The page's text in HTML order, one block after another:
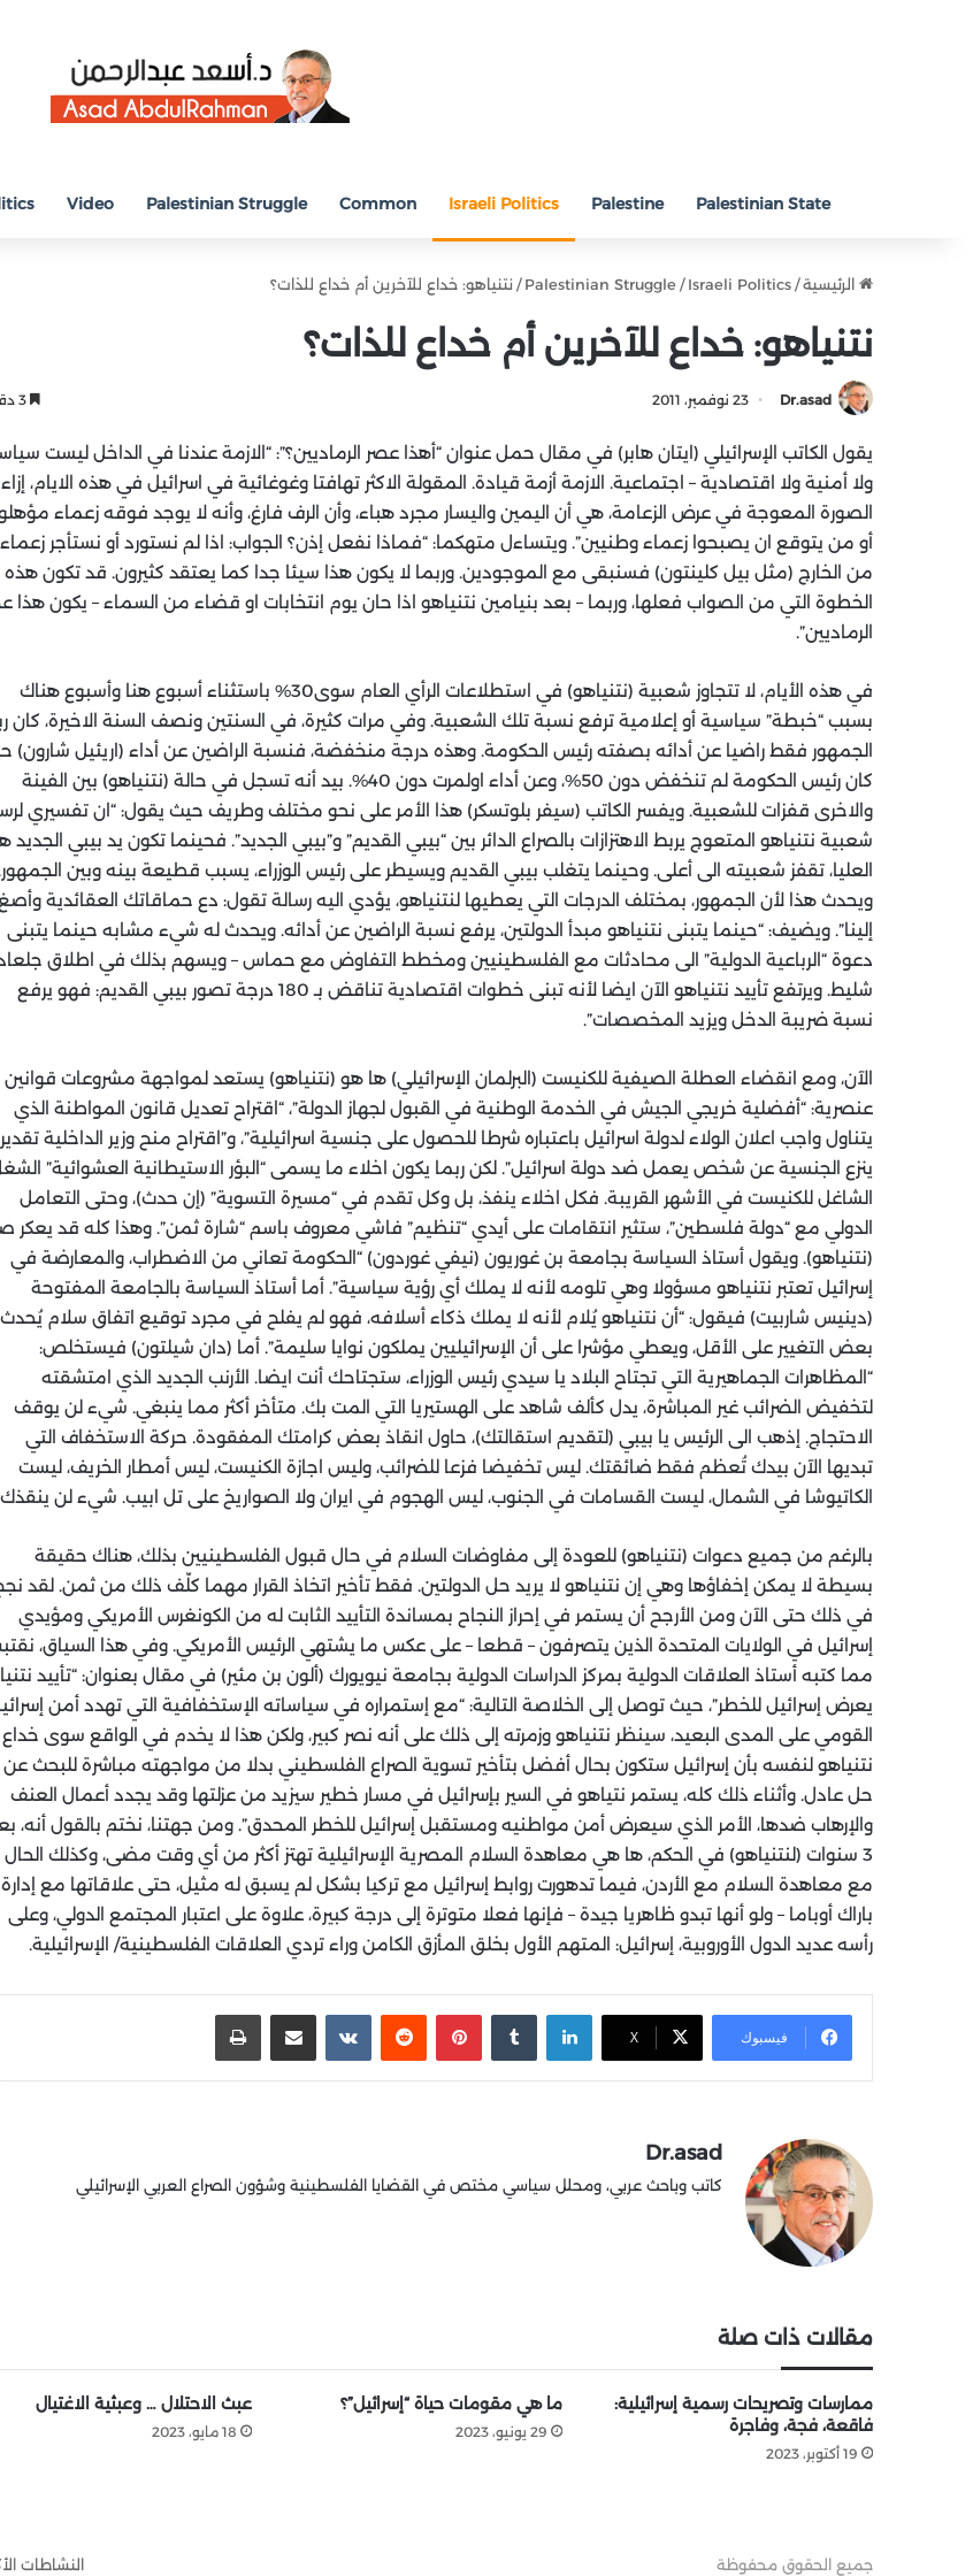
Palestinian State
Palestine
Israeli Politics
Common
Palestinian Struggle
Video
الرئيسية/
Palestinian Struggle/ Israeli Politics
/نتنياهو: خداع للآخرين أم خداع للذات؟
نتنياهو: خداع للآخرين أم خداع للذات؟
Dr.asad 23 نوفمبر، 2011
يقول الكاتب الإسرائيلي (ايتان هابر) في مقال حمل عنوان “أهذا عصر الرماديين؟”: “الازمة عندنا في الداخل ليست
ولا أمنية ولا اقتصادية – اجتماعية. الازمة أزمة قيادة. المقولة الاكثر تهافتا وغوغائية في اسرائيل في هذه الايام، إزاء
الصورة المعوجة في عرض الزعامة، هي أن اليمين واليسار مجرد هباء، وأن الرف فارغ، وأنه لا يوجد فوقه زعماء
أو من يتوقع ان يصبحوا زعماء وطنيين”. ويتساءل متهكما: “فماذا نفعل إذن؟ الجواب: اذا لم نستورد أو نستأجر زعماء
من الخارج (مثل بيل كلينتون) فسنبقى مع الموجودين. وربما لا يكون هذا سيئا جدا كما يعتقد كثيرون. قد تكون هذه
الخطوة التي من الصواب فعلها، وربما – بعد بنيامين نتنياهو اذا حان يوم انتخابات او قضاء من السماء – يكون هذا
الرماديين”.
في هذه الأيام، لا تتجاوز شعبية (نتنياهو) في استطلاعات الرأي العام سوى30% باستثناء أسبوع هنا وأسبوع هناك
بسبب “خبطة” سياسية أو إعلامية ترفع نسبة تلك الشعبية. وفي مرات كثيرة، في السنتين ونصف السنة الاخيرة، كان
الجمهور فقط راضيا عن أدائه بصفته رئيس الحكومة. وهذه درجة منخفضة، فنسبة الراضين عن أداء (اريئيل شارون)
كان رئيس الحكومة لم تنخفض دون 50%، وعن أداء اولمرت دون 40%. بيد أنه تسجل في حالة (نتنياهو) بين الفينة
والاخرى قفزات للشعبية. ويفسر الكاتب (سيفر بلوتسكر) هذا الأمر على نحو مختلف وطريف حيث يقول: “ان تفسيري
شعبية نتنياهو المتعوج يربط الاهتزازات بالصراع الدائر بين “بيبي القديم” و”بيبي الجديد”. فحينما تكون يد بيبي الجديد
العليا، تقفز شعبيته الى أعلى. وحينما يتغلب بيبي القديم ويسيطر على رئيس الوزراء، يسبب قطيعة بينه وبين
ويحدث هذا لأن الجمهور، بمختلف الدرجات التي يعطيها لنتنياهو، يؤدي اليه رسالة تقول: دع حماقاتك العقائدية وأصغ
إلينا”. ويضيف: “حينما يتبنى نتنياهو مبدأ الدولتين، يرفع نسبة الراضين عن أدائه. ويحدث له شيء مشابه حينما يتبنى
دعوة “الرباعية الدولية” الى محادثات مع الفلسطينيين ومخطط التفاوض مع حماس – ويسهم بذلك في اطلاق
شليط. ويرتفع تأييد نتنياهو الآن ايضا لأنه تبنى خطوات اقتصادية تناقض بـ 180 درجة تصور بيبي القديم: فهو يرفع
نسبة ضريبة الدخل ويزيد المخصصات”.
الآن، ومع انقضاء العطلة الصيفية للكنيست (البرلمان الإسرائيلي) ها هو (نتنياهو) يستعد لمواجهة مشروعات قوانين
عنصرية: “أفضلية خريجي الجيش في الخدمة الوطنية في القبول لجهاز الدولة”، “اقتراح تعديل قانون المواطنة الذي
يتناول واجب اعلان الولاء لدولة اسرائيل باعتباره شرطا للحصول على جنسية اسرائيلية”، و”اقتراح منح وزير الداخلية
ينزع الجنسية عن شخص يعمل ضد دولة اسرائيل”. لكن ربما يكون اخلاء ما يسمى “البؤر الاستيطانية العشوائية”
الشاغل للكنيست في الأشهر القريبة. فكل اخلاء ينفذ، بل وكل تقدم في “مسيرة التسوية” (إن حدث)، وحتى التعامل
الدولي مع “دولة فلسطين”، ستثير انتقامات على أيدي “تنظيم” فاشي معروف باسم “شارة ثمن”. وهذا كله قد يعكر
(نتنياهو). ويقول أستاذ السياسة بجامعة بن غوريون (نيفي غوردون) “الحكومة تعاني من الاضطراب، والمعارضة في
إسرائيل تعتبر نتنياهو مسؤولا وهي تلومه لأنه لا يملك أي رؤية سياسية”. أما أستاذ السياسة بالجامعة المفتوحة
(دينيس شاربيت) فيقول: “أن نتنياهو يُلام لأنه لا يملك ذكاء أسلافه، فهو لم يفلح في مجرد توقيع اتفاق سلام يُحدث
بعض التغيير على الأقل، ويعطي مؤشرا على أن الإسرائيليين يملكون نوايا سليمة”. أما (دان شيلتون) فيستخلص:
“المظاهرات الجماهيرية التي تجتاح البلاد يا سيدي رئيس الوزراء، ستجتاحك أنت ايضا. الأرنب الجديد الذي امتشقته
لتخفيض الضرائب غير المباشرة، يدل كألف شاهد على الهستيريا التي المت بك. متأخر أكثر مما ينبغي. شيء لن يوقف
الاحتجاج. إذهب الى الرئيس يا بيبي (لتقديم استقالتك)، حاول انقاذ بعض كرامتك المفقودة. حركة الاستخفاف التي
تبديها الآن بيدك تُعظم فقط ضائقتك. ليس تخفيضا فزعا للضرائب، وليس اجازة الكنيست، ليس أمطار الخريف، ليست
الكاتيوشا في الشمال، ليست القسامات في الجنوب، ليس الهجوم في ايران ولا الصواريخ على تل ابيب. شيء لن
بالرغم من جميع دعوات (نتنياهو) للعودة إلى مفاوضات السلام في حال قبول الفلسطينيين بذلك، هناك حقيقة
بسيطة لا يمكن إخفاؤها وهي إن نتنياهو لا يريد حل الدولتين. فقط تأخير اتخاذ القرار مهما كلّف ذلك من ثمن. لقد
في ذلك حتى الآن ومن الأرجح أن يستمر في إحراز النجاح بمساندة التأييد الثابت له من الكونغرس الأمريكي ومؤيدي
إسرائيل في الولايات المتحدة الذين يتصرفون – قطعا – على عكس ما يشتهي الرئيس الأمريكي. وفي هذا السياق،
مما كتبه أستاذ العلاقات الدولية بمركز الدراسات الدولية بجامعة نيويورك (ألون بن مئير) في مقال بعنوان: “تأييد
يعرض إسرائيل للخطر”، حيث توصل إلى الخلاصة التالية: “مع إستمراره في سياساته الإستخفافية التي تهدد أمن
القومي على المدى البعيد، سينظر نتنياهو وزمرته إلى ذلك على أنه نصر كبير، ولكن هذا لا يخدم في الواقع سوى خداع
نتنياهو لنفسه بأن إسرائيل ستكون بحال أفضل بتأخير تسوية الصراع الفلسطيني بدلا من مواجهته مباشرة للبحث عن
حل عادل. وأثناء ذلك كله، يستمر نتياهو في السير بإسرائيل في مسار خطير سيزيد من عزلتها وقد يجدد أعمال العنف
والإرهاب ضدها، الأمر الذي سيعرض أمن مواطنيه ومستقبل إسرائيل للخطر المحدق”. ومن جهتنا، نختم بالقول أنه،
3 سنوات (لنتنياهو) في الحكم، ها هي معاهدة السلام المصرية الإسرائيلية تهتز أكثر من أي وقت مضى، وكذلك الحال
مع معاهدة السلام مع الأردن، فيما تدهورت روابط إسرائيل مع تركيا بشكل لم يسبق له مثيل، حتى علاقاتها مع إدارة
باراك أوباما – ولو أنها تبدو ظاهريا جيدة – فإنها فعلا متوترة إلى درجة كبيرة، علاوة على اعتبار المجتمع الدولي، وعلى
رأسه عديد الدول الأوروبية، إسرائيل: المتهم الأول بخلق المأزق الكامن وراء تردي العلاقات الفلسطينية/ الإسرائيلية.
فيسبوك X
لينكدإن بينتيريست
Dr.asad
كاتب وباحث عربي، ومحلل سياسي مختص في القضايا الفلسطينية وشؤون الصراع العربي الإسرائيلي
مقالات ذات صلة
ممارسات وتصريحات رسمية إسرائيلية:
فاقعة، فجة، وفاجرة
19 أكتوبر، 2023
ما هي مقومات حياة “إسرائيل”؟
29 يونيو، 2023
عبث الاحتلال … وعبثية الاغتيال
18 مايو، 2023
جميع الحقوق محفوظة النشاطات